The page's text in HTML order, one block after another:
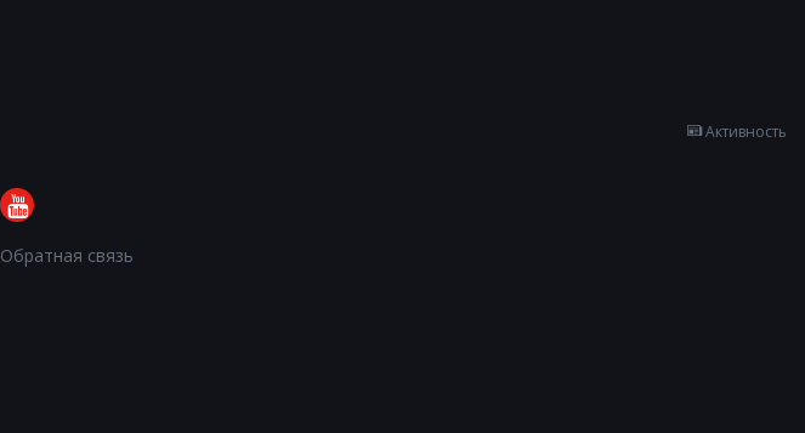
Активность
Обратная связь